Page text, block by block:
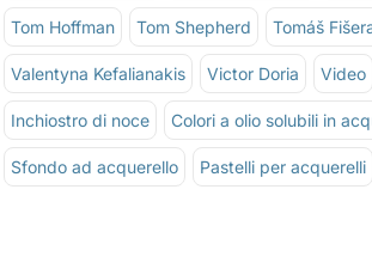
Tom Hoffman Tom Shepherd Tomáš
Valentyna Kefalianakis Victor Doria Video
Inchiostro di noce Colori a olio solubili in
Sfondo ad acquerello Pastelli per acquerelli